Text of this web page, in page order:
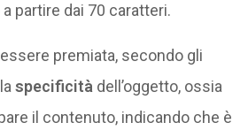
partire dai 70 caratteri.
premiata, secondo gli
specificità dell’oggetto, ossia
il contenuto, indicando che è